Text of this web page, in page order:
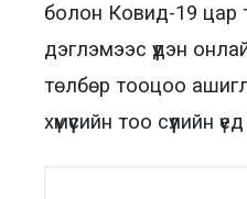
болон Ковид-19 цар
дэглэмээс үүдэн
төлбөр тооцоо
хүмүүсийн тоо сүүлийн